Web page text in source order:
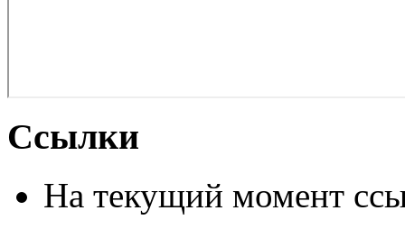
Ссылки
На текущий момент